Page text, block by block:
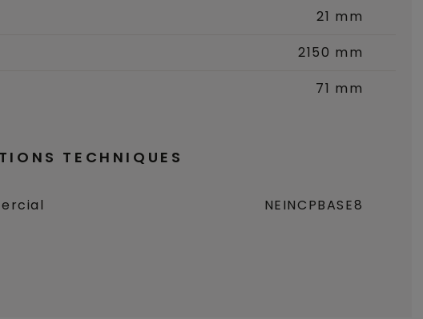
21 mm
2150 mm
71 mm
TECHNIQUES
NEINCPBASE8